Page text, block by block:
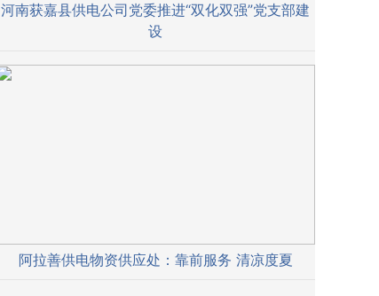
河南获嘉县供电公司党委推进“双化双强”党支部建
设
阿拉善供电物资供应处：靠前服务 清凉度夏